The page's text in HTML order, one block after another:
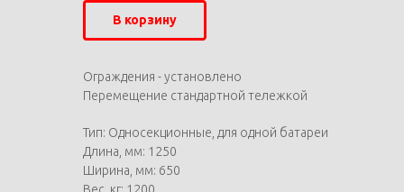
В корзину
Ограждения - установлено
Перемещение стандартной тележкой
Тип: Односекционные, для одной батареи
Длина, мм: 1250
Ширина, мм: 650